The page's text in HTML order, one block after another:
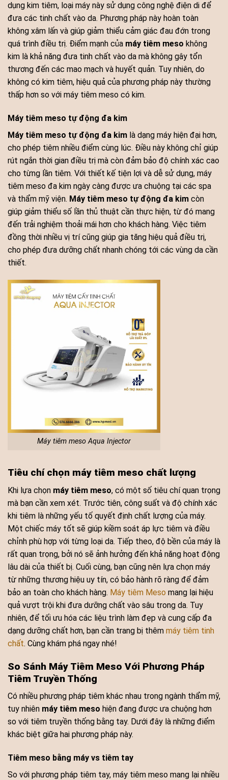
dụng kim tiêm, loại máy này sử dụng công nghệ điện di để
đưa các tinh chất vào da. Phương pháp này hoàn toàn
không xâm lấn và giúp giảm thiểu cảm giác đau đớn trong
quá trình điều trị. Điểm mạnh của máy tiêm meso không
kim là khả năng đưa tinh chất vào da mà không gây tổn
thương đến các mao mạch và huyết quản. Tuy nhiên, do
không có kim tiêm, hiệu quả của phương pháp này thường
thấp hơn so với máy tiêm meso có kim.
Máy tiêm meso tự động đa kim
Máy tiêm meso tự động đa kim là dạng máy hiện đại hơn,
cho phép tiêm nhiều điểm cùng lúc. Điều này không chỉ giúp
rút ngắn thời gian điều trị mà còn đảm bảo độ chính xác cao
cho từng lần tiêm. Với thiết kế tiện lợi và dễ sử dụng, máy
tiêm meso đa kim ngày càng được ưa chuộng tại các spa
và thẩm mỹ viện. Máy tiêm meso tự động đa kim còn
giúp giảm thiểu số lần thủ thuật cần thực hiện, từ đó mang
đến trải nghiệm thoải mái hơn cho khách hàng. Việc tiêm
đồng thời nhiều vị trí cũng giúp gia tăng hiệu quả điều trị,
cho phép đưa dưỡng chất nhanh chóng tới các vùng da cần
thiết.
Máy tiêm meso Aqua Injector
Tiêu chí chọn máy tiêm meso chất lượng
Khi lựa chọn máy tiêm meso, có một số tiêu chí quan trọng
mà bạn cần xem xét. Trước tiên, công suất và độ chính xác
khi tiêm là những yếu tố quyết định chất lượng của máy.
Một chiếc máy tốt sẽ giúp kiềm soát áp lực tiêm và điều
chỉnh phù hợp với từng loại da. Tiếp theo, độ bền của máy là
rất quan trọng, bởi nó sẽ ảnh hưởng đến khả năng hoạt động
lâu dài của thiết bị. Cuối cùng, bạn cũng nên lựa chọn máy
từ những thương hiệu uy tín, có bảo hành rõ ràng để đảm
bảo an toàn cho khách hàng. Máy tiêm Meso mang lại hiệu
quả vượt trội khi đưa dưỡng chất vào sâu trong da. Tuy
nhiên, để tối ưu hóa các liệu trình làm đẹp và cung cấp đa
dạng dưỡng chất hơn, bạn cần trang bị thêm máy tiêm tinh
chất. Cùng khám phá ngay nhé!
So Sánh Máy Tiêm Meso Với Phương Pháp
Tiêm Truyền Thống
Có nhiều phương pháp tiêm khác nhau trong ngành thẩm mỹ,
tuy nhiên máy tiêm meso hiện đang được ưa chuộng hơn
so với tiêm truyền thống bằng tay. Dưới đây là những điểm
khác biệt giữa hai phương pháp này.
Tiêm meso bằng máy vs tiêm tay
So với phương pháp tiêm tay, máy tiêm meso mang lại nhiều